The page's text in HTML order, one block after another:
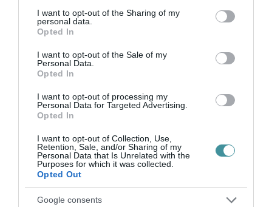
not limited to your visit or usage behaviour. You may click to
grant or deny consent to Google and its third-party tags to
use your data for below specified purposes in below Google
consent section.
I want to opt-out of the Sharing of my
personal data.
Opted In
I want to opt-out of the Sale of my
Personal Data.
Opted In
I want to opt-out of processing my
Personal Data for Targeted Advertising.
Opted In
I want to opt-out of Collection, Use,
Retention, Sale, and/or Sharing of my
Personal Data that Is Unrelated with the
Purposes for which it was collected.
Opted Out
Google consents
villámlás és dörgés kísért - a Várkert Bazárban
sokan viseltek kockás inget. Sokan táblákat
vittek magukkal, ezeken olyan feliratok voltak
olvashatók, mint az EMMI mostohagyermekei
akciószövetség, Szabad iskolát,
Gyermekeinkért nem ártani. A résztvevők az
Üzenjünk a kormánynak, hogy ők is megértsék
feliratú molinó mögött indultak el. Látni lehetett
a tömegben magyar és uniós zászlókat,
valamint a Szolidaritás lobogóit. Az MTI